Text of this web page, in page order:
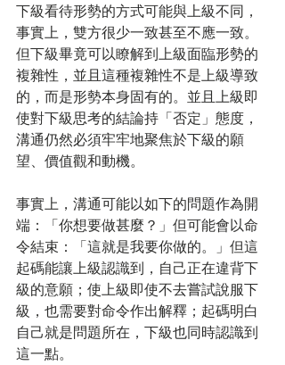
下級看待形勢的方式可能與上級不同，
事實上，雙方很少一致甚至不應一致。
但下級畢竟可以瞭解到上級面臨形勢的
複雜性，並且這種複雜性不是上級導致
的，而是形勢本身固有的。並且上級即
使對下級思考的結論持「否定」態度，
溝通仍然必須牢牢地聚焦於下級的願
望、價值觀和動機。
事實上，溝通可能以如下的問題作為開
端：「你想要做甚麼？」但可能會以命
令結束：「這就是我要你做的。」但這
起碼能讓上級認識到，自己正在違背下
級的意願；使上級即使不去嘗試說服下
級，也需要對命令作出解釋；起碼明白
自己就是問題所在，下級也同時認識到
這一點。